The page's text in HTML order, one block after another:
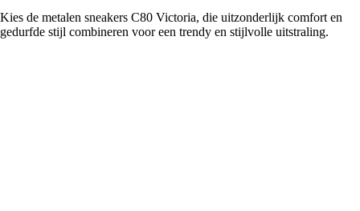
Kies de metalen sneakers C80 Victoria, die uitzonderlijk comfort en
gedurfde stijl combineren voor een trendy en stijlvolle uitstraling.